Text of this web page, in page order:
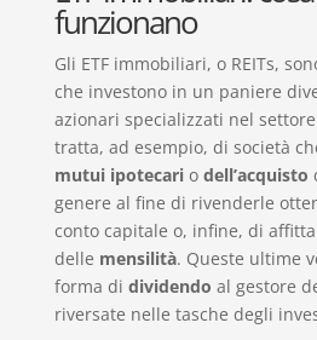
funzionano
Gli ETF immobiliari, o REITs,
che investono in un paniere
azionari specializzati nel settore
tratta, ad esempio, di società
mutui ipotecari o dell’acquisto
genere al fine di rivenderle
conto capitale o, infine, di
delle mensilità. Queste ultime
forma di dividendo al gestore
riversate nelle tasche degli